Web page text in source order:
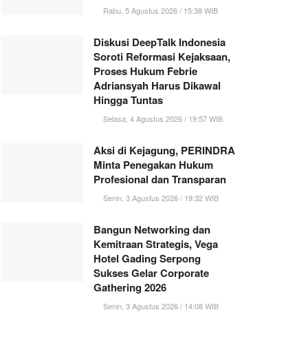
Rabu, 5 Agustus 2026 / 15:38 WIB
Diskusi DeepTalk Indonesia
Soroti Reformasi Kejaksaan,
Proses Hukum Febrie
Adriansyah Harus Dikawal
Hingga Tuntas
Selasa, 4 Agustus 2026 / 19:57 WIB
Aksi di Kejagung, PERINDRA
Minta Penegakan Hukum
Profesional dan Transparan
Senin, 3 Agustus 2026 / 19:32 WIB
Bangun Networking dan
Kemitraan Strategis, Vega
Hotel Gading Serpong
Sukses Gelar Corporate
Gathering 2026
Senin, 3 Agustus 2026 / 14:08 WIB